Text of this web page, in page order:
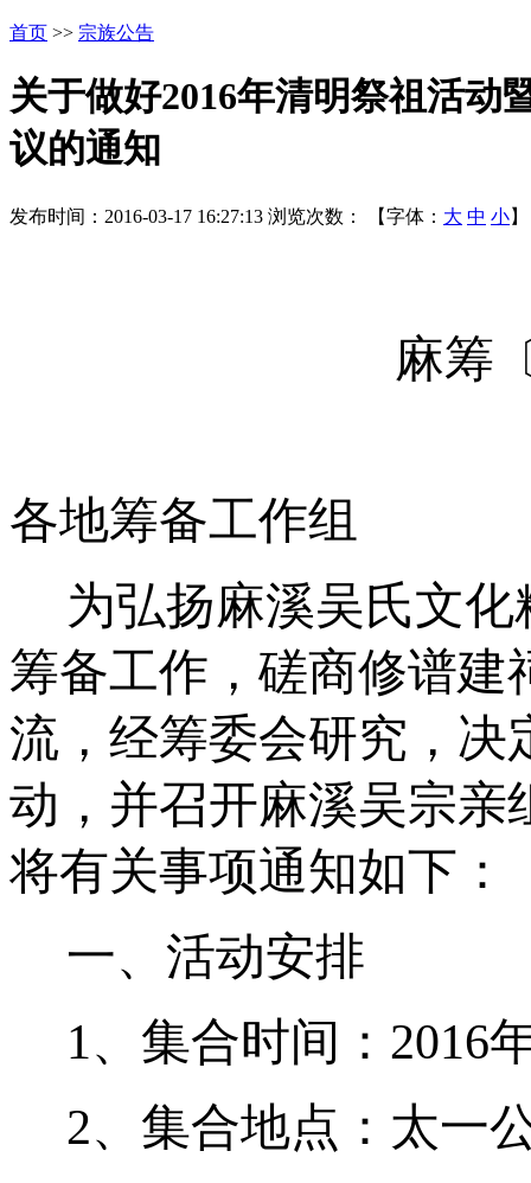
首页 >> 宗族公告
关于做好2016年清明祭祖活动
议的通知
发布时间：2016-03-17 16:27:13 浏览次数： 【字体： 大 中 小】
麻筹
各地筹备工作组
为弘扬麻溪吴氏文
筹备工作，磋商修谱建
流，经筹委会研究，决
动，并召开麻溪吴宗亲
将有关事项通知如下：
一、活动安排
1、集合时间： 2016
2、集合地点：太一